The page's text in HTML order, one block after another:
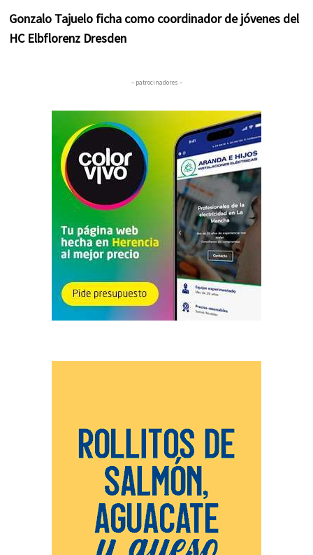
Gonzalo Tajuelo ficha como coordinador de jóvenes del
HC Elbflorenz Dresden
– patrocinadores –